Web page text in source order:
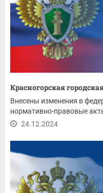
Красногорская
Внесены изменения в
нормативно-правовые
24.12.2024